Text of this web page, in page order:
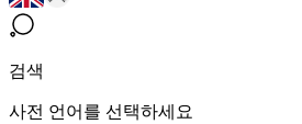
검색
사전 언어를 선택하세요